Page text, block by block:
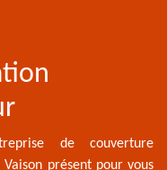
de couverture
présent pour vous